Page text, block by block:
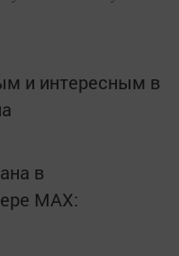
и интересным в
в
MАХ: